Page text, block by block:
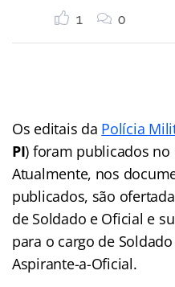
1 0
Os editais da Polícia
PI) foram publicados no
Atualmente, nos
publicados, são
de Soldado e Oficial e
para o cargo de
Aspirante-a-Oficial.